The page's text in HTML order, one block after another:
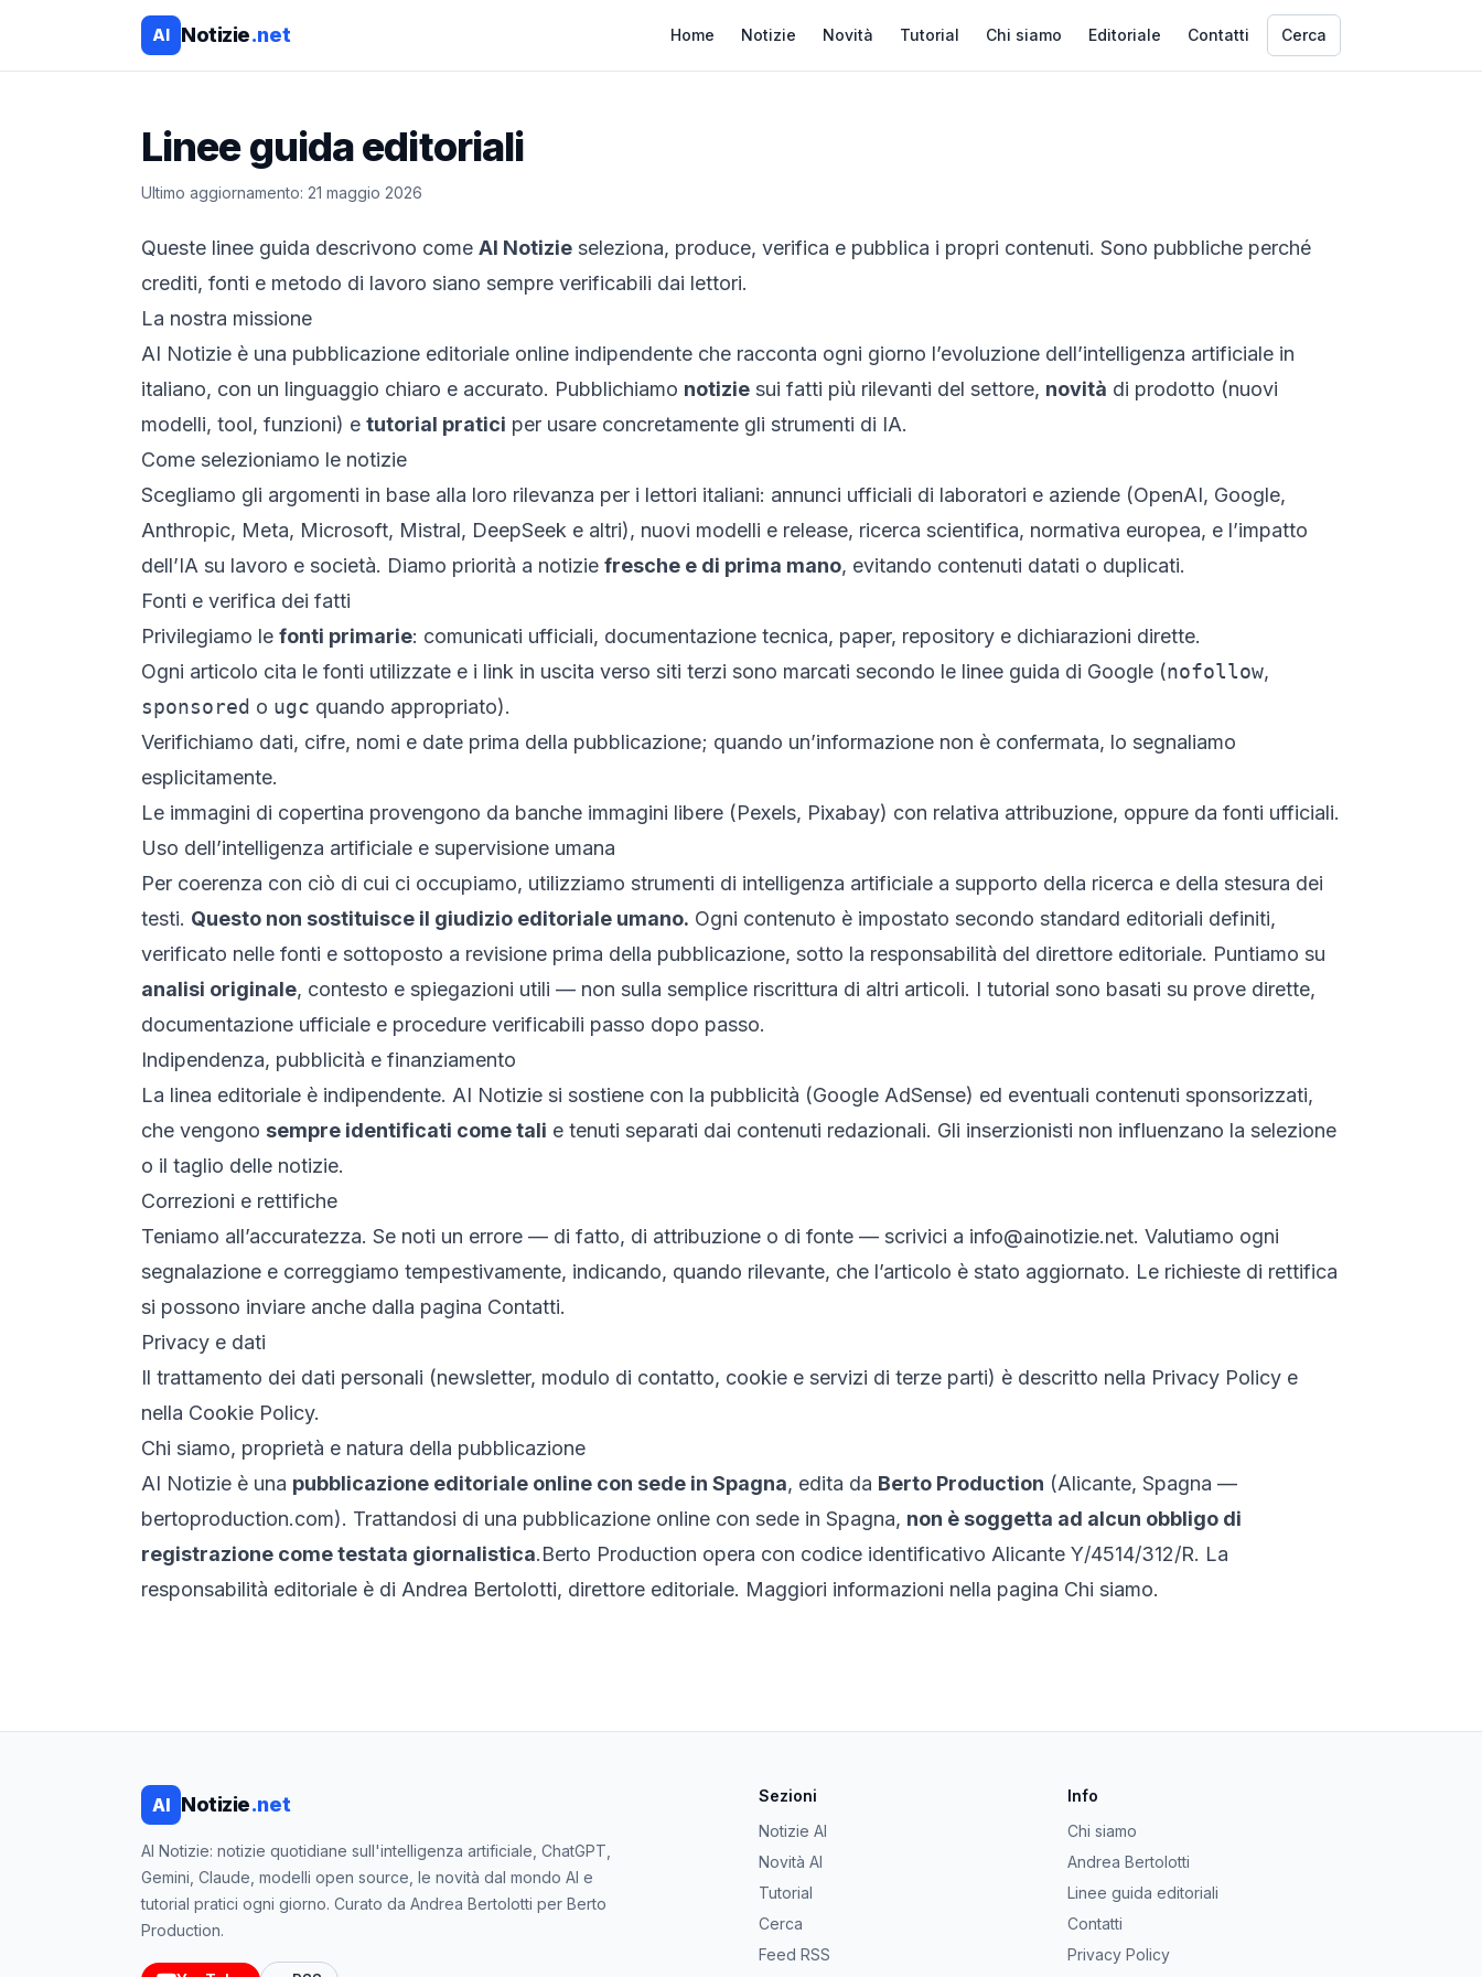
AI Notizie.net Home Notizie Novità Tutorial Chi siamo Editoriale Contatti Cerca
Linee guida editoriali
Ultimo aggiornamento: 21 maggio 2026
Queste linee guida descrivono come AI Notizie seleziona, produce, verifica e pubblica i propri contenuti. Sono pubbliche perché
crediti, fonti e metodo di lavoro siano sempre verificabili dai lettori.
La nostra missione
AI Notizie è una pubblicazione editoriale online indipendente che racconta ogni giorno l’evoluzione dell’intelligenza artificiale in
italiano, con un linguaggio chiaro e accurato. Pubblichiamo notizie sui fatti più rilevanti del settore, novità di prodotto (nuovi
modelli, tool, funzioni) e tutorial pratici per usare concretamente gli strumenti di IA.
Come selezioniamo le notizie
Scegliamo gli argomenti in base alla loro rilevanza per i lettori italiani: annunci ufficiali di laboratori e aziende (OpenAI, Google,
Anthropic, Meta, Microsoft, Mistral, DeepSeek e altri), nuovi modelli e release, ricerca scientifica, normativa europea, e l’impatto
dell’IA su lavoro e società. Diamo priorità a notizie fresche e di prima mano, evitando contenuti datati o duplicati.
Fonti e verifica dei fatti
Privilegiamo le fonti primarie: comunicati ufficiali, documentazione tecnica, paper, repository e dichiarazioni dirette.
Ogni articolo cita le fonti utilizzate e i link in uscita verso siti terzi sono marcati secondo le linee guida di Google (nofollow,
sponsored o ugc quando appropriato).
Verifichiamo dati, cifre, nomi e date prima della pubblicazione; quando un’informazione non è confermata, lo segnaliamo
esplicitamente.
Le immagini di copertina provengono da banche immagini libere (Pexels, Pixabay) con relativa attribuzione, oppure da fonti ufficiali.
Uso dell’intelligenza artificiale e supervisione umana
Per coerenza con ciò di cui ci occupiamo, utilizziamo strumenti di intelligenza artificiale a supporto della ricerca e della stesura dei
testi. Questo non sostituisce il giudizio editoriale umano. Ogni contenuto è impostato secondo standard editoriali definiti,
verificato nelle fonti e sottoposto a revisione prima della pubblicazione, sotto la responsabilità del direttore editoriale. Puntiamo su
analisi originale, contesto e spiegazioni utili — non sulla semplice riscrittura di altri articoli. I tutorial sono basati su prove dirette,
documentazione ufficiale e procedure verificabili passo dopo passo.
Indipendenza, pubblicità e finanziamento
La linea editoriale è indipendente. AI Notizie si sostiene con la pubblicità (Google AdSense) ed eventuali contenuti sponsorizzati,
che vengono sempre identificati come tali e tenuti separati dai contenuti redazionali. Gli inserzionisti non influenzano la selezione
o il taglio delle notizie.
Correzioni e rettifiche
Teniamo all’accuratezza. Se noti un errore — di fatto, di attribuzione o di fonte — scrivici a info@ainotizie.net. Valutiamo ogni
segnalazione e correggiamo tempestivamente, indicando, quando rilevante, che l’articolo è stato aggiornato. Le richieste di rettifica
si possono inviare anche dalla pagina Contatti.
Privacy e dati
Il trattamento dei dati personali (newsletter, modulo di contatto, cookie e servizi di terze parti) è descritto nella Privacy Policy e
nella Cookie Policy.
Chi siamo, proprietà e natura della pubblicazione
AI Notizie è una pubblicazione editoriale online con sede in Spagna, edita da Berto Production (Alicante, Spagna —
bertoproduction.com). Trattandosi di una pubblicazione online con sede in Spagna, non è soggetta ad alcun obbligo di
registrazione come testata giornalistica.Berto Production opera con codice identificativo Alicante Y/4514/312/R. La
responsabilità editoriale è di Andrea Bertolotti, direttore editoriale. Maggiori informazioni nella pagina Chi siamo.
AI Notizie.net
AI Notizie: notizie quotidiane sull'intelligenza artificiale, ChatGPT,
Gemini, Claude, modelli open source, le novità dal mondo AI e
tutorial pratici ogni giorno. Curato da Andrea Bertolotti per Berto
Production.
Sezioni
Notizie AI
Novità AI
Tutorial
Cerca
Feed RSS
Info
Chi siamo
Andrea Bertolotti
Linee guida editoriali
Contatti
Privacy Policy